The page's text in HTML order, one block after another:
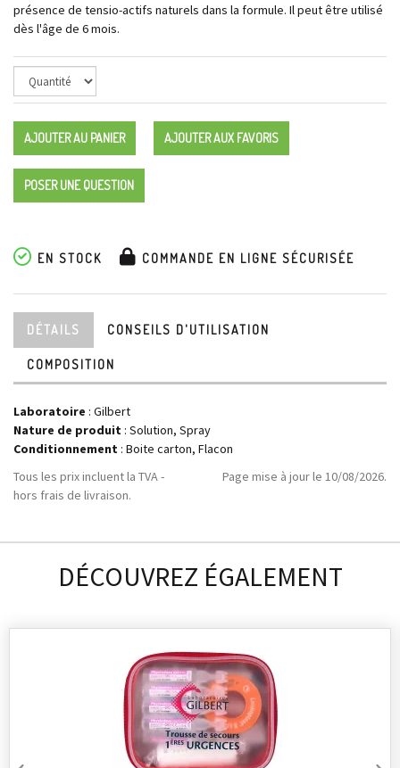
présence de tensio-actifs naturels dans la formule. Il peut être utilisé
dès l'âge de 6 mois.
AJOUTER AU PANIER AJOUTER AUX FAVORIS
POSER UNE QUESTION
EN STOCK COMMANDE EN LIGNE SÉCURISÉE
DÉTAILS CONSEILS D'UTILISATION
COMPOSITION
Laboratoire : Gilbert
Nature de produit : Solution, Spray
Conditionnement : Boite carton, Flacon
Tous les prix incluent la TVA -
hors frais de livraison.
Page mise à jour le 10/08/2026.
DÉCOUVREZ ÉGALEMENT